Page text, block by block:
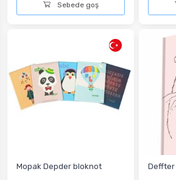
Sebede goş
Mopak Depder bloknot Deffter